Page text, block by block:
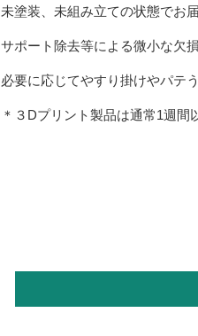
未塗装、未組み立ての状態でお
サポート除去等による微小な欠
必要に応じてやすり掛けやパテ
＊３Dプリント製品は通常1週間